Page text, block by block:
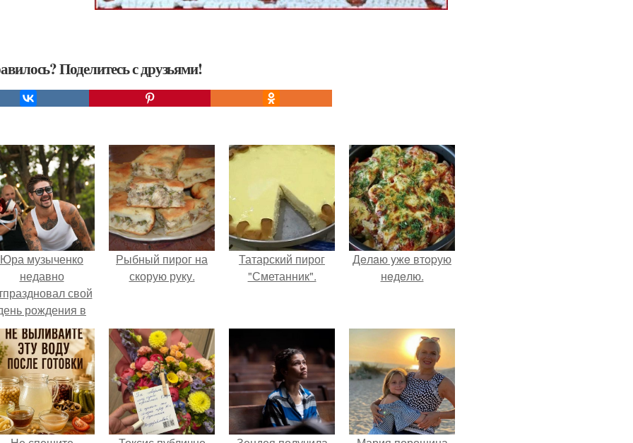
Поделитесь с друзьями!
Юра музыченко
недавно
свой
рождения в
кругу самых
и родных
людей.
Рыбный пирог на
скорую руку.
Татарский пирог
"Сметанник".
Дeлaю yжe втopую
нeдeлю.